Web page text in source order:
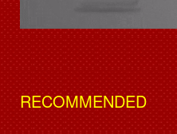
RECOMMENDED